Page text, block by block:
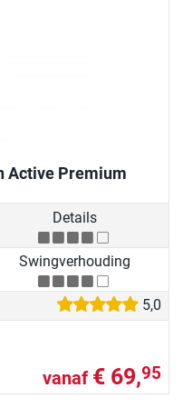
Active Premium
Details
Swingverhouding
5,0
vanaf € 69,95